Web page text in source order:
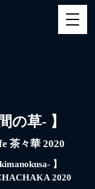
の草- 】
茶々華 2020
】
2020